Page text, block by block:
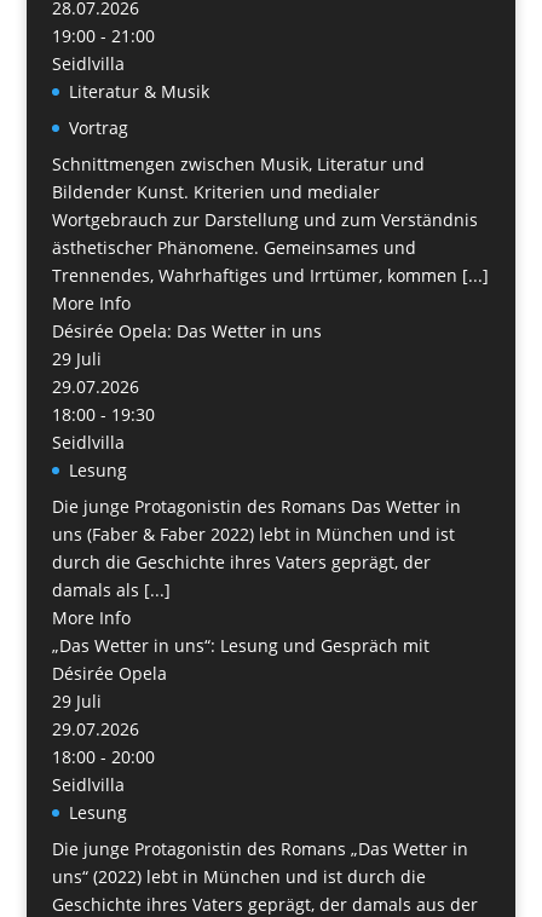
28.07.2026
19:00 - 21:00
Seidlvilla
Literatur & Musik
Vortrag
Schnittmengen zwischen Musik, Literatur und
Bildender Kunst. Kriterien und medialer
Wortgebrauch zur Darstellung und zum Verständnis
ästhetischer Phänomene. Gemeinsames und
Trennendes, Wahrhaftiges und Irrtümer, kommen [...]
More Info
Désirée Opela: Das Wetter in uns
29 Juli
29.07.2026
18:00 - 19:30
Seidlvilla
Lesung
Die junge Protagonistin des Romans Das Wetter in
uns (Faber & Faber 2022) lebt in München und ist
durch die Geschichte ihres Vaters geprägt, der
damals als [...]
More Info
„Das Wetter in uns“: Lesung und Gespräch mit
Désirée Opela
29 Juli
29.07.2026
18:00 - 20:00
Seidlvilla
Lesung
Die junge Protagonistin des Romans „Das Wetter in
uns“ (2022) lebt in München und ist durch die
Geschichte ihres Vaters geprägt, der damals aus der